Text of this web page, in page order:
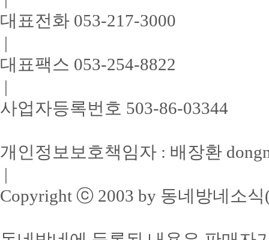
대표전화 053-217-3000
|
대표팩스 053-254-8822
|
사업자등록번호 503-86-03344
개인정보보호책임자 : 배장환
|
Copyright ⓒ 2003 by 동네방네소식